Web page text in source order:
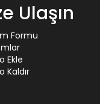
Ulaşın
Formu
Ekle
Kaldır